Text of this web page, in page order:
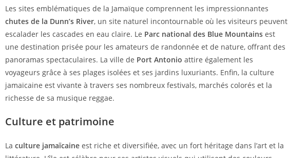
Les sites emblématiques de la Jamaïque comprennent les impressionnantes
chutes de la Dunn’s River, un site naturel incontournable où les visiteurs peuvent
escalader les cascades en eau claire. Le Parc national des Blue Mountains est
une destination prisée pour les amateurs de randonnée et de nature, offrant des
panoramas spectaculaires. La ville de Port Antonio attire également les
voyageurs grâce à ses plages isolées et ses jardins luxuriants. Enfin, la culture
jamaïcaine est vivante à travers ses nombreux festivals, marchés colorés et la
richesse de sa musique reggae.
Culture et patrimoine
La culture jamaïcaine est riche et diversifiée, avec un fort héritage dans l’art et la